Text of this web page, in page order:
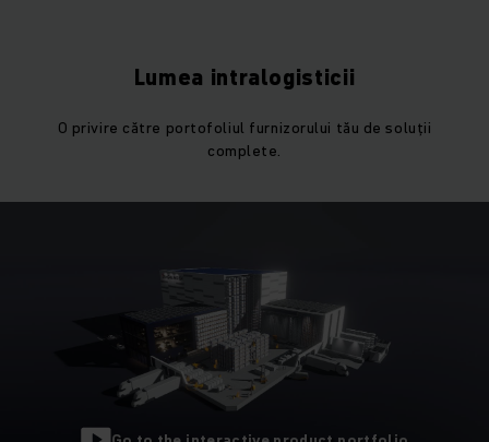
Numeroase parteneriate de succes
arată că suntem pe
drumul cel bun. În activitatea noastră de zi cu zi, suntem
determinați să obținem cele mai bune soluții cu și pentru
materialelor pentru toate industriile
Soluții individuale în loc de standarde. Jungheinrich are
expertiză în industrie
într-o mare varietate de domenii –
de la produse farmaceutice la automobile, industrie, comerț
cu ridicata și cu amănuntul. Această expertiză ne ajută să
dezvoltăm și să implementăm concepte eficiente adaptate
nevoilor clienților noștri. Avem reprezentanți de vânzări și
Lumea intralogisticii
O privire către portofoliul furnizorului tău de soluţii
complete.